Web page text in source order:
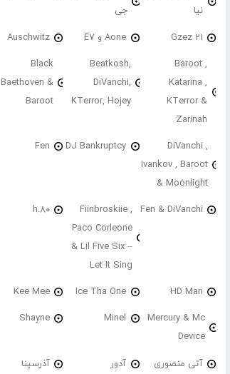
نیا
جی
21 Gzez Aone و E7 Auschwitz
Baroot ,
Katarina ,
KTerror &
Zarinah
Beatkosh,
DiVanchi,
KTerror, Hojey
Black
Baethoven &
Baroot
DiVanchi ,
Ivankov , Baroot
& Moonlight
DJ Bankruptcy
Fen
Fen & DiVanchi
Fiinbroskiie ,
Paco Corleone
& Lil Five Six –
Let It Sing
h.80
HD Man
Ice Tha One
Kee Mee
Mercury & Mc
Device
Minel
Shayne
آتی منصوری آدور آذرسینا